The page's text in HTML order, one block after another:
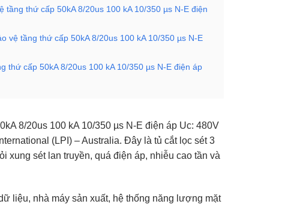
thứ cấp 50kA 8/20us 100 kA 10/350 µs N-E điện
vệ tầng thứ cấp 50kA 8/20us 100 kA 10/350 µs N-E
thứ cấp 50kA 8/20us 100 kA 10/350 µs N-E điện áp
8/20us 100 kA 10/350 µs N-E điện áp Uc: 480V
(LPI) – Australia. Đây là tủ cắt lọc sét 3
xung sét lan truyền, quá điện áp, nhiễu cao tần và
liệu, nhà máy sản xuất, hệ thống năng lượng mặt